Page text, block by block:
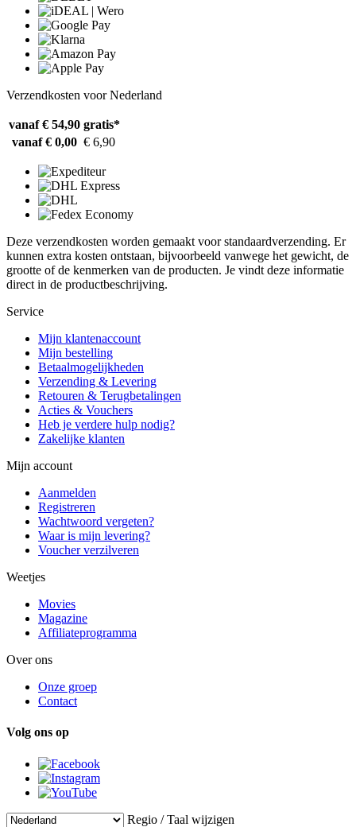
Verzendkosten voor Nederland
vanaf € 54,90 gratis*
vanaf € 0,00 € 6,90
Deze verzendkosten worden gemaakt voor standaardverzending. Er
kunnen extra kosten ontstaan, bijvoorbeeld vanwege het gewicht, de
grootte of de kenmerken van de producten. Je vindt deze informatie
direct in de productbeschrijving.
Service
Mijn klantenaccount
Mijn bestelling
Betaalmogelijkheden
Verzending & Levering
Retouren & Terugbetalingen
Acties & Vouchers
Heb je verdere hulp nodig?
Zakelijke klanten
Mijn account
Aanmelden
Registreren
Wachtwoord vergeten?
Waar is mijn levering?
Voucher verzilveren
Weetjes
Movies
Magazine
Affiliateprogramma
Over ons
Onze groep
Contact
Volg ons op
Regio / Taal wijzigen